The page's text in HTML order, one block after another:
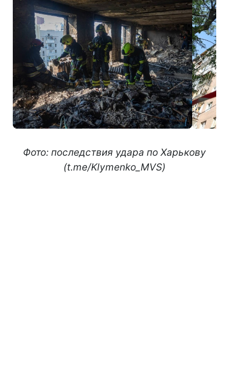
Фото: последствия удара по Харькову
(t.me/Klymenko_MVS)